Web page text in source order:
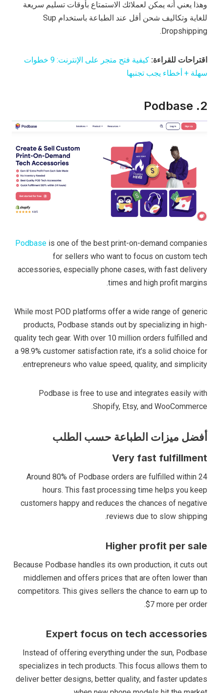
وهذا يعني أنه يمكن لعملائك الاستمتاع بأوقات تسليم سريعة
للغاية وتكاليف شحن أقل عند الطباعة باستخدام Sup
Dropshipping.
اقتراحات للقراءة:
كيفية فتح متجر على الإنترنت: 9 خطوات
سهلة + أخطاء يجب تجنبها
2. Podbase
Podbase is one of the best print-on-demand companies
for sellers who want to focus on custom tech
accessories, especially phone cases, with fast delivery
times and high profit margins.
While most POD platforms offer a wide range of generic
products, Podbase stands out by specializing in high-
quality tech gear. With over 10 million orders fulfilled and
a 98.9% customer satisfaction rate, it’s a solid choice for
entrepreneurs who value speed, quality, and simplicity.
Podbase is free to use and integrates easily with
Shopify, Etsy, and WooCommerce.
أفضل ميزات الطباعة حسب الطلب
Very fast fulfillment
Around 80% of Podbase orders are fulfilled within 24
hours. This fast processing time helps you keep
customers happy and reduces the chances of negative
reviews due to slow shipping.
Higher profit per sale
Because Podbase handles its own production, it cuts out
middlemen and offers prices that are often lower than
competitors. This gives sellers the chance to earn up to
$7 more per order.
Expert focus on tech accessories
Instead of offering everything under the sun, Podbase
specializes in tech products. This focus allows them to
deliver better designs, better quality, and faster updates